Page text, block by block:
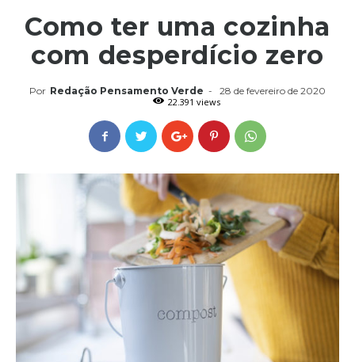
Como ter uma cozinha
com desperdício zero
Por Redação Pensamento Verde -
28 de fevereiro de 2020
22.391 views